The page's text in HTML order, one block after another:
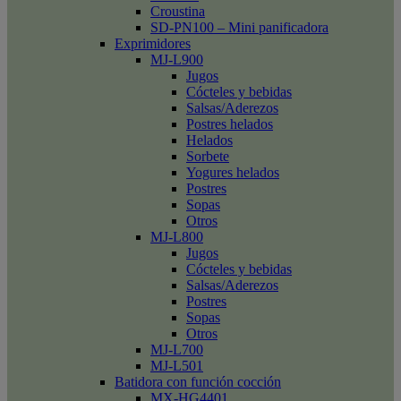
Croustina
SD-PN100 – Mini panificadora
Exprimidores
MJ-L900
Jugos
Cócteles y bebidas
Salsas/Aderezos
Postres helados
Helados
Sorbete
Yogures helados
Postres
Sopas
Otros
MJ-L800
Jugos
Cócteles y bebidas
Salsas/Aderezos
Postres
Sopas
Otros
MJ-L700
MJ-L501
Batidora con función cocción
MX-HG4401